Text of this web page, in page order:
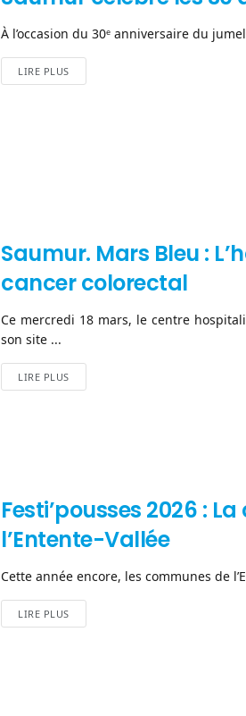
À l’occasion du 30ᵉ anniversaire du
LIRE PLUS
Saumur. Mars Bleu :
cancer colorectal
Ce mercredi 18 mars, le centre
son site ...
LIRE PLUS
Festi’pousses 2026 :
l’Entente-Vallée
Cette année encore, les communes de
LIRE PLUS